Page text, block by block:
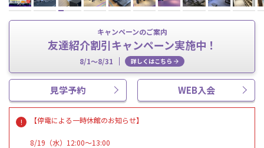
キャンペーンのご案内
友達紹介割引キャンペーン実施中！
8/1～8/31 詳しくはこちら
見学予約 WEB入会
【停電による一時休館のお知らせ】
8/19（水）12:00～13:00